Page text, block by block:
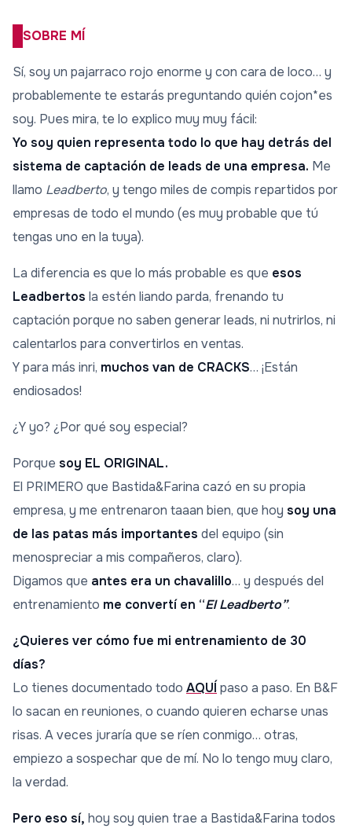
SOBRE MÍ
Sí, soy un pajarraco rojo enorme y con cara de loco… y
probablemente te estarás preguntando quién cojon*es
soy. Pues mira, te lo explico muy muy fácil:
Yo soy quien representa todo lo que hay detrás del
sistema de captación de leads de una empresa. Me
llamo Leadberto, y tengo miles de compis repartidos por
empresas de todo el mundo (es muy probable que tú
tengas uno en la tuya).
La diferencia es que lo más probable es que esos
Leadbertos la estén liando parda, frenando tu
captación porque no saben generar leads, ni nutrirlos, ni
calentarlos para convertirlos en ventas.
Y para más inri, muchos van de CRACKS… ¡Están
endiosados!
¿Y yo? ¿Por qué soy especial?
Porque soy EL ORIGINAL.
El PRIMERO que Bastida&Farina cazó en su propia
empresa, y me entrenaron taaan bien, que hoy soy una
de las patas más importantes del equipo (sin
menospreciar a mis compañeros, claro).
Digamos que antes era un chavalillo… y después del
entrenamiento me convertí en “El Leadberto”.
¿Quieres ver cómo fue mi entrenamiento de 30
días?
Lo tienes documentado todo AQUÍpaso a paso. En B&F
lo sacan en reuniones, o cuando quieren echarse unas
risas. A veces juraría que se ríen conmigo… otras,
empiezo a sospechar que de mí. No lo tengo muy claro,
la verdad.
Pero eso sí, hoy soy quien trae a Bastida&Farina todos